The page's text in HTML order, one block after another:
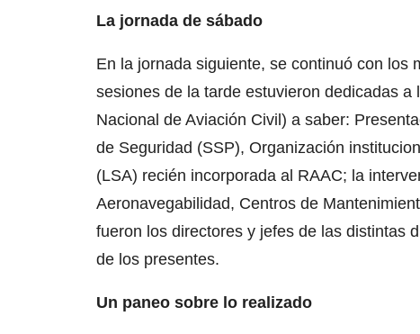
La jornada de sábado
En la jornada siguiente, se continuó con
sesiones de la tarde estuvieron dedicadas
Nacional de Aviación Civil) a saber:
de Seguridad (SSP), Organización
(LSA) recién incorporada al RAAC; la
Aeronavegabilidad, Centros de
fueron los directores y jefes de las distintas
de los presentes.
Un paneo sobre lo realizado